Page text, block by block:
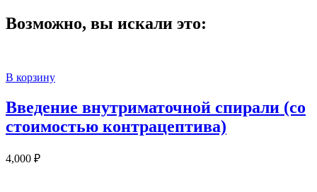
Возможно, вы искали это:
В корзину
Введение внутриматочной спирали (со
стоимостью контрацептива)
4,000 ₽